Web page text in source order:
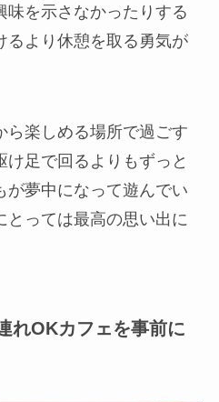
味を示さなかったりする
るより休憩を取る勇気が
ら楽しめる場所で過ごす
足で回るよりもずっと
が夢中になって遊んでい
とっては最高の思い出に
れOKカフェを事前に